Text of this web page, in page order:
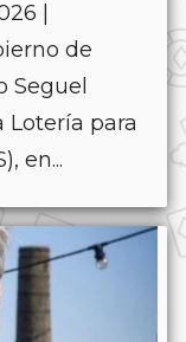
|
de
Seguel
Lotería para
en...